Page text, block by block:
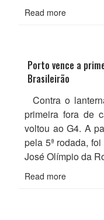
Read more
Porto vence a
Brasileirão
Contra o
primeira fora de
voltou ao G4. A
pela 5ª rodada,
José Olímpio da
Read more